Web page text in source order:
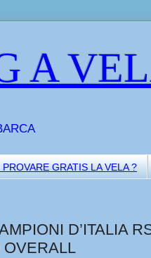
A
PROVARE GRATIS LA VELA ?
D’ITALIA
OVERALL